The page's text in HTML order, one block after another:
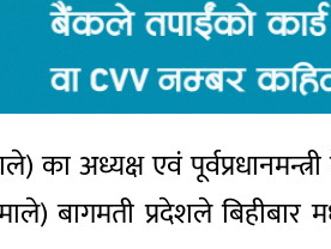
का अध्यक्ष एवं
बागमती प्रदेशले बिहीबार